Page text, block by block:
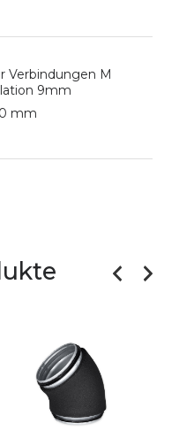
Verbindungen M
9mm
mm